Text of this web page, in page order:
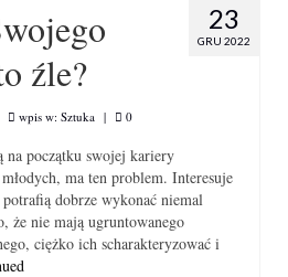
23
GRU 2022
źle?
wpis w: Sztuka | 0
początku swojej kariery
ma ten problem. Interesuje
dobrze wykonać niemal
że nie mają ugruntowanego
ciężko ich scharakteryzować i